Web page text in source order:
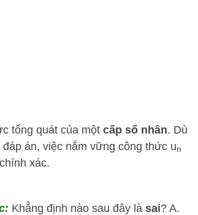
tổng quát của một cấp số nhân. Dù
án, việc nắm vững công thức un
xác.
Khẳng định nào sau đây là sai? A.